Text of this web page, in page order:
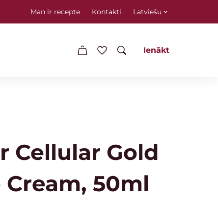
Man ir recepte Kontakti Latviešu
Ienākt
Cellular Gold
Cream, 50ml